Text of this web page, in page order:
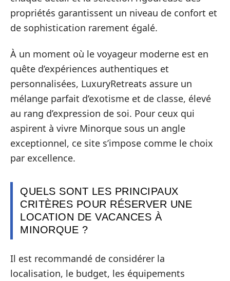
propriétés garantissent un niveau de confort et
de sophistication rarement égalé.
À un moment où le voyageur moderne est en
quête d’expériences authentiques et
personnalisées, LuxuryRetreats assure un
mélange parfait d’exotisme et de classe, élevé
au rang d’expression de soi. Pour ceux qui
aspirent à vivre Minorque sous un angle
exceptionnel, ce site s’impose comme le choix
par excellence.
QUELS SONT LES PRINCIPAUX
CRITÈRES POUR RÉSERVER UNE
LOCATION DE VACANCES À
MINORQUE ?
Il est recommandé de considérer la
localisation, le budget, les équipements